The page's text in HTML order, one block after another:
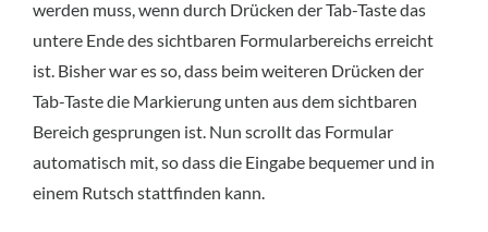
werden muss, wenn durch Drücken der Tab-Taste das
untere Ende des sichtbaren Formularbereichs erreicht
ist. Bisher war es so, dass beim weiteren Drücken der
Tab-Taste die Markierung unten aus dem sichtbaren
Bereich gesprungen ist. Nun scrollt das Formular
automatisch mit, so dass die Eingabe bequemer und in
einem Rutsch stattfinden kann.